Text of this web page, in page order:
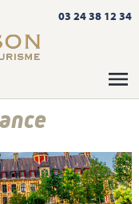
03 24 38 12 34